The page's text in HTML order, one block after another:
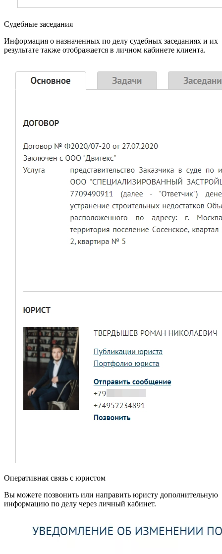
Судебные заседания
Информация о назначенных по делу судебных заседаниях и их
результате также отображается в личном кабинете клиента.
Оперативная связь с юристом
Вы можете позвонить или направить юристу дополнительную
информацию по делу через личный кабинет.